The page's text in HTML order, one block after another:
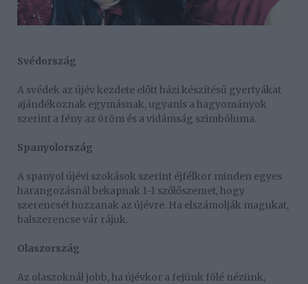
Svédország
A svédek az újév kezdete előtt házi készítésű gyertyákat
ajándékoznak egymásnak, ugyanis a hagyományok
szerint a fény az öröm és a vidámság szimbóluma.
Spanyolország
A spanyol újévi szokások szerint éjfélkor minden egyes
harangozásnál bekapnak 1-1 szőlőszemet, hogy
szerencsét hozzanak az újévre. Ha elszámolják magukat,
balszerencse vár rájuk.
Olaszország
Az olaszoknál jobb, ha újévkor a fejünk fölé nézünk,